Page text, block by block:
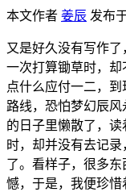
本文作者 姜辰 发布
又是好久没有写作
一次打算锄草时，
点什么应付一二，
路线，恐怕梦幻辰
的日子里懒散了，
时，却并没有去记
了。看样子，很多
憾，于是，我便珍